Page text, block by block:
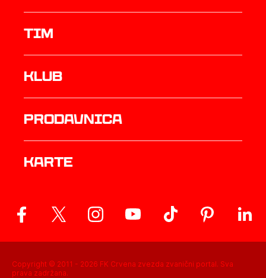
TIM
Klub
prodavnica
Karte
Copyright © 2011 - 2026 FK Crvena zvezda zvanični portal. Sva
prava zadržana.